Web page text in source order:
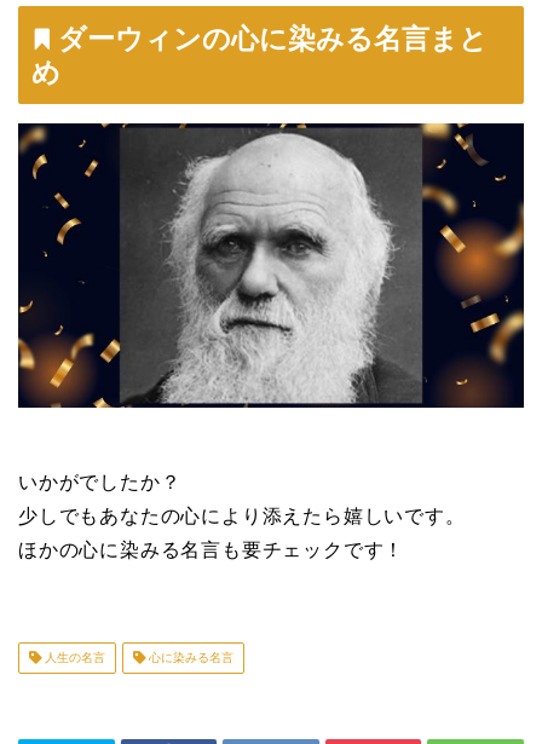
ダーウィンの心に染みる名言まと
め
いかがでしたか？
少しでもあなたの心により添えたら嬉しいです。
ほかの心に染みる名言も要チェックです！
人生の名言 心に染みる名言